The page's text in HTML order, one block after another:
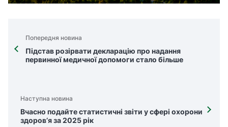
Попередня новина
Підстав розірвати декларацію про надання
первинної медичної допомоги стало більше
Наступна новина
Вчасно подайте статистичні звіти у сфері охорони
здоров’я за 2025 рік